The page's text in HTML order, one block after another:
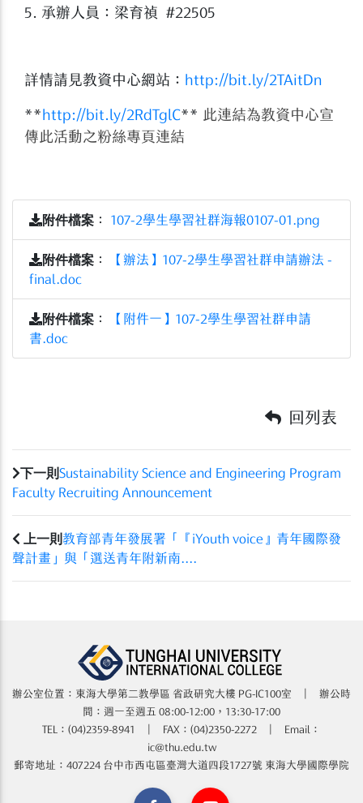
5. 承辦人員：梁育禎 #22505
詳情請見教資中心網站： http://bit.ly/2TAitDn
**http://bit.ly/2RdTglC​** 此連結為教資中心宣
傳此活動之粉絲專頁連結
附件檔案 ： 107-2學生學習社群海報0107-01.png
附件檔案 ：
【辦法】107-2學生學習社群申請辦法 -
final.doc
附件檔案 ：
【附件一】107-2學生學習社群申請
書.doc
回列表
下一則Sustainability Science and Engineering Program
Faculty Recruiting Announcement
上一則 教育部青年發展署「『iYouth voice』青年國際發
聲計畫」與「選送青年附新南....
辦公室位置：東海大學第二教學區 省政研究大樓​​​​ PG-IC100室 | 辦公時
間：週一至週五 08:00-12:00，13:30-17:00
TEL：(04)2359-8941 | FAX：(04)2350-2272 | Email：
ic@thu.edu.tw
郵寄地址：407224 台中市西屯區臺灣大道四段1727號 東海大學國際學院